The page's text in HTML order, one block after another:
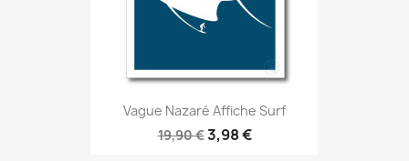
Vague Nazaré Affiche Surf
19,90 €3,98 €